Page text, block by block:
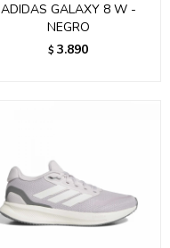
ADIDAS GALAXY 8 W -
NEGRO
$ 3.890